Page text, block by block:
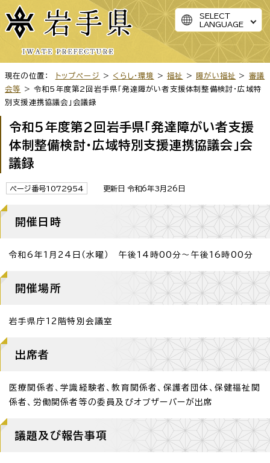
SELECT
LANGUAGE
現在の位置： トップページ > くらし・環境 >福祉 > 障がい福祉 > 審議
会等
> 令和5年度第2回岩手県「発達障がい者支援体制整備検討・広域特
別支援連携協議会」会議録
令和5年度第2回岩手県「発達障がい者支援
体制整備検討・広域特別支援連携協議会」会
議録
ページ番号1072954 更新日 令和6年3月26日
開催日時
令和6年1月24日（水曜） 午後14時00分～午後16時00分
開催場所
岩手県庁12階特別会議室
出席者
医療関係者、学識経験者、教育関係者、保護者団体、保健福祉関
係者、労働関係者等の委員及びオブザーバーが出席
議題及び報告事項